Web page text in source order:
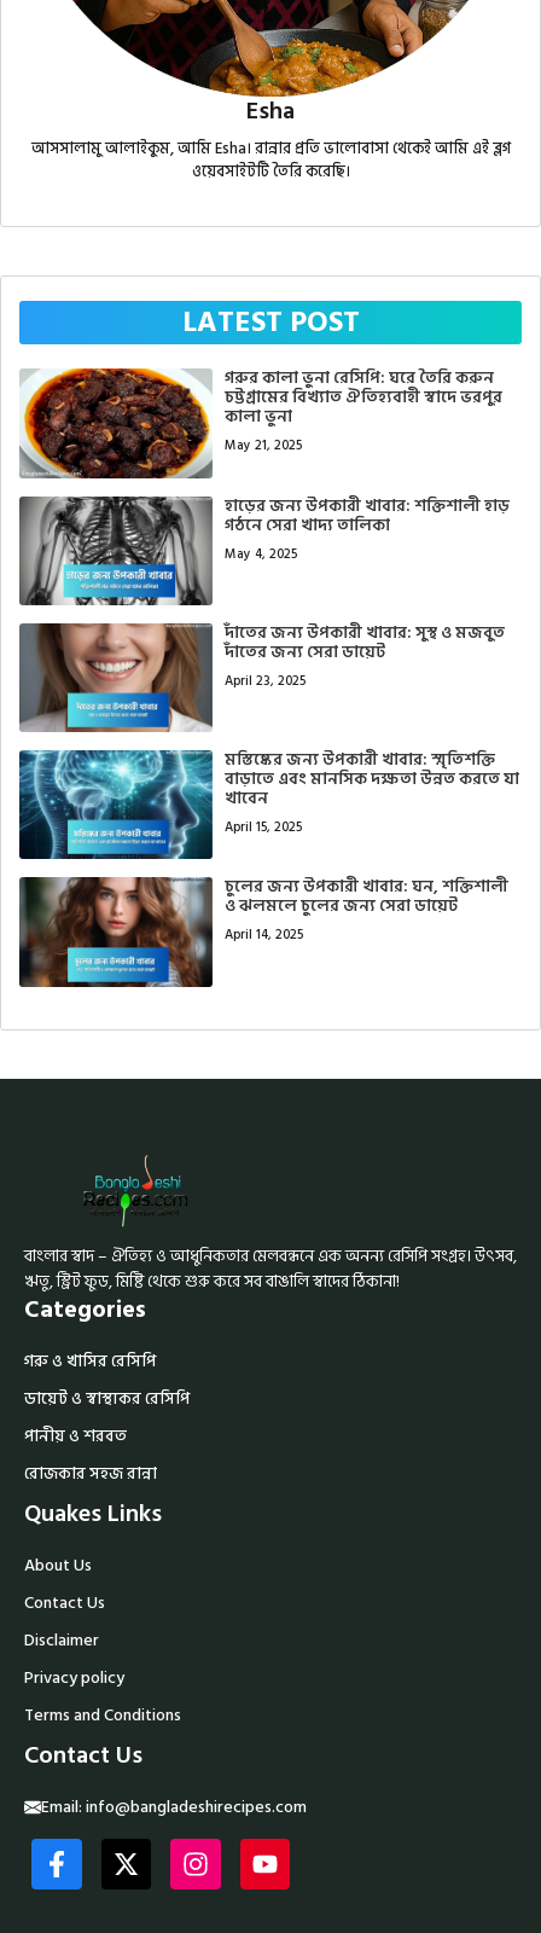
Esha
আসসালামু আলাইকুম, আমি Esha। রান্নার প্রতি ভালোবাসা থেকেই আমি এই ব্লগ
ওয়েবসাইটটি তৈরি করেছি।
LATEST POST
গরুর কালা ভুনা রেসিপি: ঘরে তৈরি করুন
চট্টগ্রামের বিখ্যাত ঐতিহ্যবাহী স্বাদে ভরপুর
কালা ভুনা
May 21, 2025
হাড়ের জন্য উপকারী খাবার: শক্তিশালী হাড়
গঠনে সেরা খাদ্য তালিকা
May 4, 2025
দাঁতের জন্য উপকারী খাবার: সুস্থ ও মজবুত
দাঁতের জন্য সেরা ডায়েট
April 23, 2025
মস্তিষ্কের জন্য উপকারী খাবার: স্মৃতিশক্তি
বাড়াতে এবং মানসিক দক্ষতা উন্নত করতে যা
খাবেন
April 15, 2025
চুলের জন্য উপকারী খাবার: ঘন, শক্তিশালী
ও ঝলমলে চুলের জন্য সেরা ডায়েট
April 14, 2025
বাংলার স্বাদ – ঐতিহ্য ও আধুনিকতার মেলবন্ধনে এক অনন্য রেসিপি সংগ্রহ। উৎসব,
ঋতু, স্ট্রিট ফুড, মিষ্টি থেকে শুরু করে সব বাঙালি স্বাদের ঠিকানা!
Categories
গরু ও খাসির রেসিপি
ডায়েট ও স্বাস্থ্যকর রেসিপি
পানীয় ও শরবত
রোজকার সহজ রান্না
Quakes Links
About Us
Contact Us
Disclaimer
Privacy policy
Terms and Conditions
Contact Us
Email:info@bangladeshirecipes.com